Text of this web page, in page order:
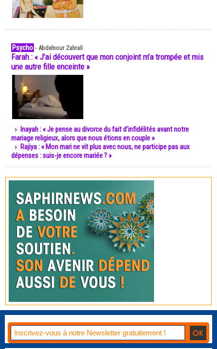
Psycho -Abdelnour Zahrali
Farah : « J’ai découvert que mon conjoint m’a trompée et mis
une autre fille enceinte »
Inayah : « Je pense au divorce du fait d’infidélités avant notre
mariage religieux, alors que nous étions en couple »
Rajiya : « Mon mari ne vit plus avec nous, ne participe pas aux
dépenses : suis-je encore mariée ? »